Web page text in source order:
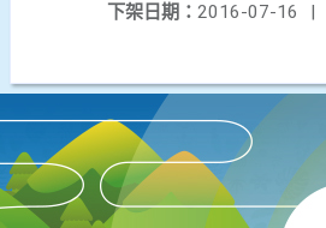
下架日期： 2016-07-16
|